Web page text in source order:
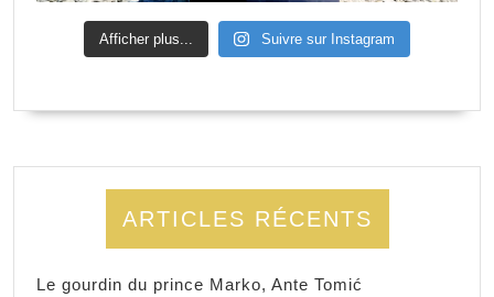
Afficher plus... Suivre sur Instagram
ARTICLES RÉCENTS
Le gourdin du prince Marko, Ante Tomić